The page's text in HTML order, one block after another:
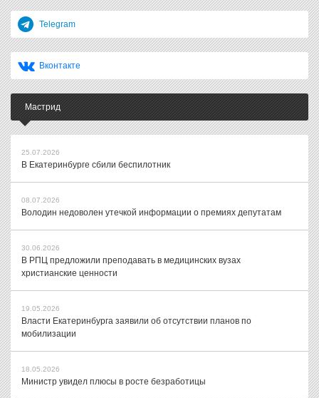
Telegram
Вконтакте
Мастрид
25.07.2026
В Екатеринбурге сбили беспилотник
08.07.2026
Володин недоволен утечкой информации о премиях депутатам
30.06.2026
В РПЦ предложили преподавать в медицинских вузах
христианские ценности
19.05.2026
Власти Екатеринбурга заявили об отсутствии планов по
мобилизации
18.05.2026
Министр увидел плюсы в росте безработицы